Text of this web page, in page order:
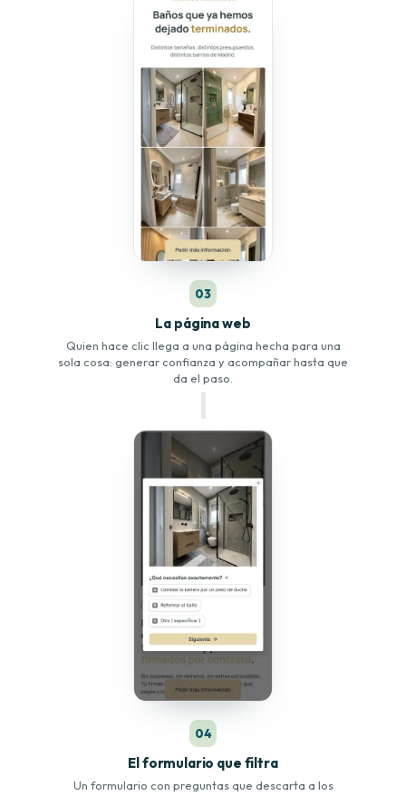
03
La página web
Quien hace clic llega a una página hecha para una
sola cosa: generar confianza y acompañar hasta que
da el paso.
04
El formulario que filtra
Un formulario con preguntas que descarta a los